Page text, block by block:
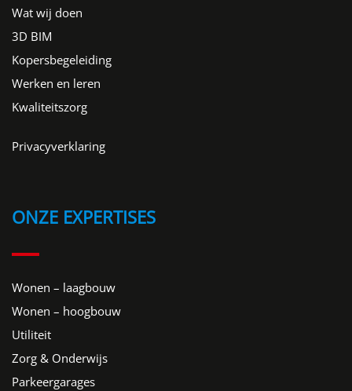
Wat wij doen
3D BIM
Kopersbegeleiding
Werken en leren
Kwaliteitszorg
Privacyverklaring
ONZE EXPERTISES
Wonen – laagbouw
Wonen – hoogbouw
Utiliteit
Zorg & Onderwijs
Parkeergarages